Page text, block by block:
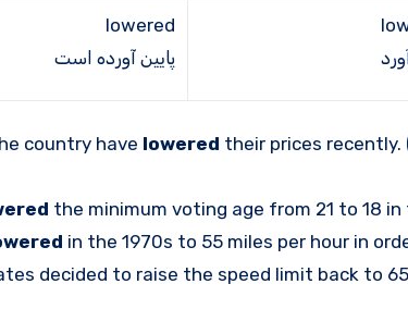
lowered
پایین آورده است
country have lowered their prices
the minimum voting age from 21 to 18 in
in the 1970s to 55 miles per hour in
decided to raise the speed limit back to